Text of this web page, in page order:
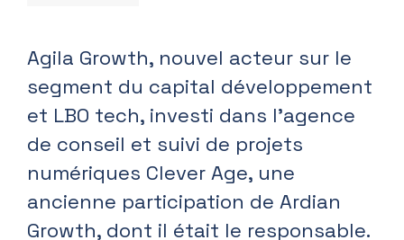
Agila Growth, nouvel acteur sur le
segment du capital développement
et LBO tech, investi dans l’agence
de conseil et suivi de projets
numériques Clever Age, une
ancienne participation de Ardian
Growth, dont il était le responsable.